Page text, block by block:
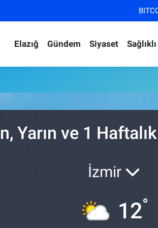
Elazığ Gündem Siyaset
Yarın ve 1
İzmir
12°